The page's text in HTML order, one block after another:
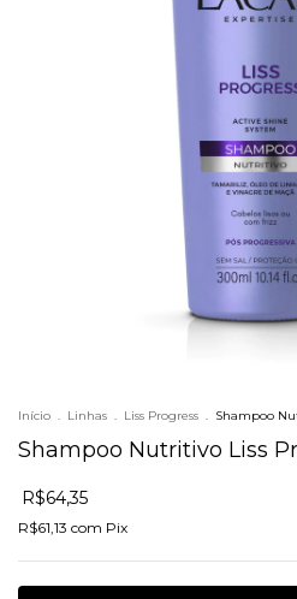
Início . Linhas . Liss Progress . Shampoo
Shampoo Nutritivo Liss
R$64,35
R$61,13 com Pix